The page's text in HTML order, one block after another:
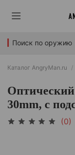
Поиск по оружию
Каталог AngryMan.ru
Оптический
30mm, с
(0)